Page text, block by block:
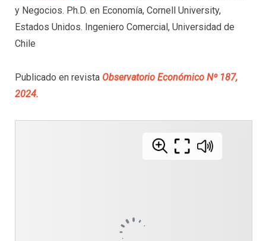
y Negocios. Ph.D. en Economía, Cornell University,
Estados Unidos. Ingeniero Comercial, Universidad de
Chile
Publicado en revista Observatorio Económico Nº 187,
2024.